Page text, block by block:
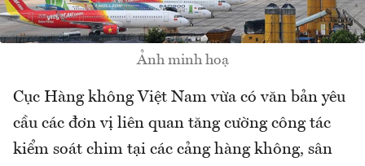
Ảnh minh hoạ
Cục Hàng không Việt Nam vừa có văn bản yêu
cầu các đơn vị liên quan tăng cường công tác
kiểm soát chim tại các cảng hàng không, sân